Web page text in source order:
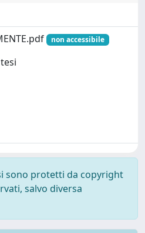
non accessibile
sono protetti da copyright
salvo diversa